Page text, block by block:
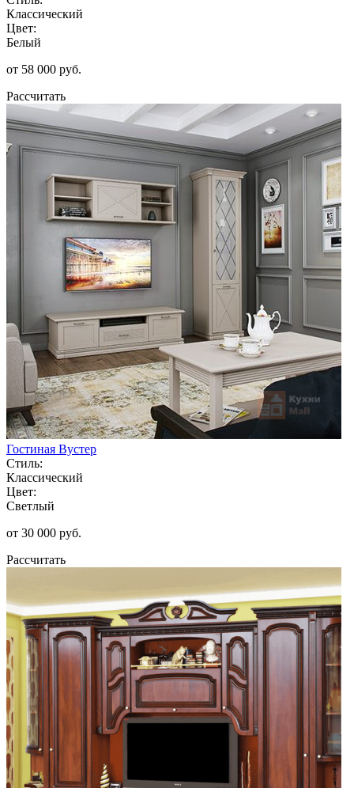
Классический
Цвет:
Белый
от 58 000 руб.
Рассчитать
Гостиная Вустер
Стиль:
Классический
Цвет:
Светлый
от 30 000 руб.
Рассчитать